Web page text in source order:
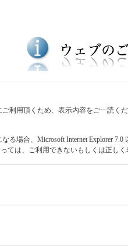
利用頂くため、表示内容をご一読く
る場合、Microsoft Internet Explorer
ては、ご利用できないもしくは正し